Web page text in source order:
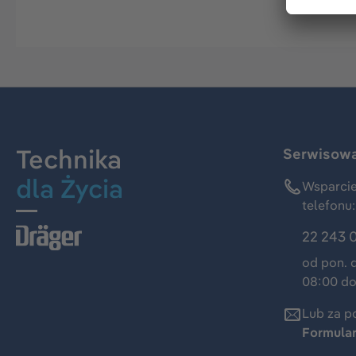
Technika
dla Życia
telefonu:
22 243
od pon.
08:00
Lub za